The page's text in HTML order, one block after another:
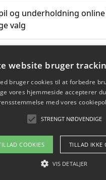
og underholdning
valg
nedbringe CO2-
Copyright 2026 - Pilanto
Om / kontakt
website bruger
bruger cookies til at forbedre
vores hjemmeside accepterer
med vores
STRENGT NØDVENDIGE
COOKIES TILLAD IKKE
VIS DETALJER